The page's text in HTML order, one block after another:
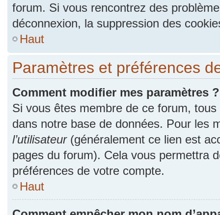
forum. Si vous rencontrez des
déconnexion, la suppression des
Haut
Paramètres et préférences
Comment modifier mes paramètres ?
Si vous êtes membre de ce forum,
dans notre base de données. Pour les
l’utilisateur(généralement ce lien est
pages du forum). Cela vous permettra
préférences de votre compte.
Haut